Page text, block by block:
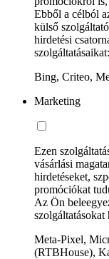
Ebből a célból
külső
hirdetési
szolgáltatásaikat:
Bing, Criteo,
Marketing
Ezen
vásárlási
hirdetéseket,
promóciókat
Az Ön
Meta-Pixel,
(RTBHouse),